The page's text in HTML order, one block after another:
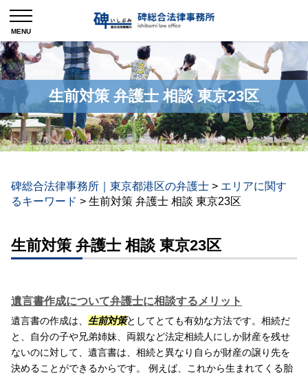
生前対策 弁護士 相談 東京23区
碑総合法律事務所｜東京都港区の弁護士 > エリアに関す
るキーワード > 生前対策 弁護士 相談 東京23区
生前対策 弁護士 相談 東京23区
遺言書作成について弁護士に相談するメリット
遺言書の作成は、 生前対策としてとても有効な方法です。相続だ
と、自分の子や兄弟姉妹、両親など法定相続人にしか財産を残せ
ないのに対して、遺言書は、相続と異なり自らが財産の譲り先を
決めることができるからです。 例えば、これから生まれてくる胎